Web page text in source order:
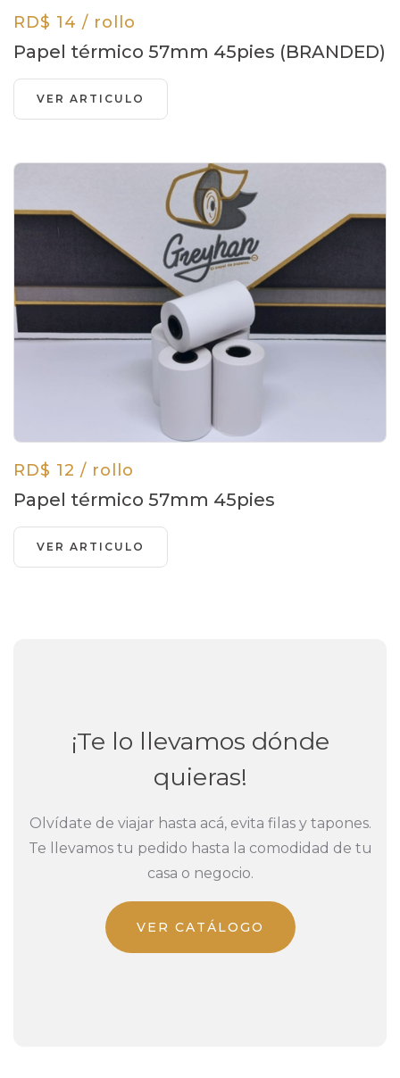
RD$ 14 / rollo
Papel térmico 57mm 45pies (BRANDED)
VER ARTICULO
RD$ 12 / rollo
Papel térmico 57mm 45pies
VER ARTICULO
¡Te lo llevamos dónde
quieras!
Olvídate de viajar hasta acá, evita filas y tapones.
Te llevamos tu pedido hasta la comodidad de tu
casa o negocio.
VER CATÁLOGO